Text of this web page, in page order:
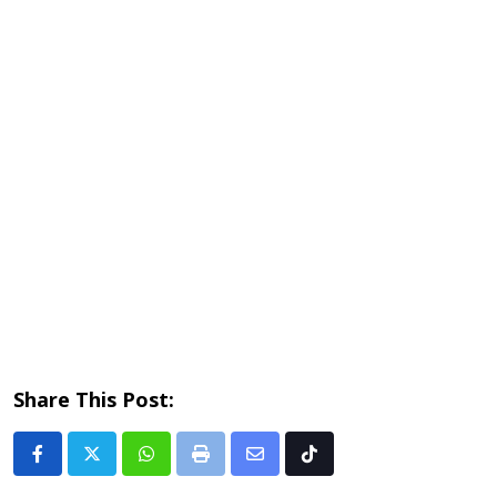
Share This Post:
Whatsapp
Print
Share Tiktok